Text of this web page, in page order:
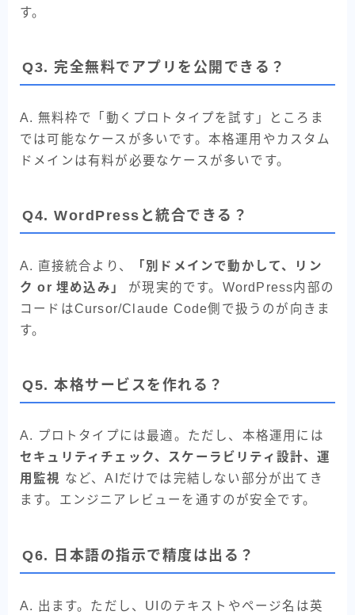
す。
Q3. 完全無料でアプリを公開できる？
A. 無料枠で「動くプロトタイプを試す」ところま
では可能なケースが多いです。本格運用やカスタム
ドメインは有料が必要なケースが多いです。
Q4. WordPressと統合できる？
A. 直接統合より、
「別ドメインで動かして、リン
ク or 埋め込み」
が現実的です。WordPress内部の
コードはCursor/Claude Code側で扱うのが向きま
す。
Q5. 本格サービスを作れる？
A. プロトタイプには最適。ただし、本格運用には
セキュリティチェック、スケーラビリティ設計、運
用監視 など、AIだけでは完結しない部分が出てき
ます。エンジニアレビューを通すのが安全です。
Q6. 日本語の指示で精度は出る？
A. 出ます。ただし、UIのテキストやページ名は英